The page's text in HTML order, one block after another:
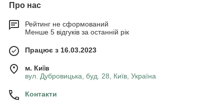
Про нас
Рейтинг не сформований
Менше 5 відгуків за останній рік
Працює з 16.03.2023
м. Київ
вул. Дубровицька, буд. 28, Київ, Україна
Контакти